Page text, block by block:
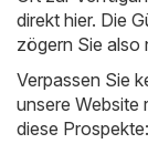
direkt hier. Die
zögern Sie also
Verpassen Sie
unsere Website
diese Prospekte: